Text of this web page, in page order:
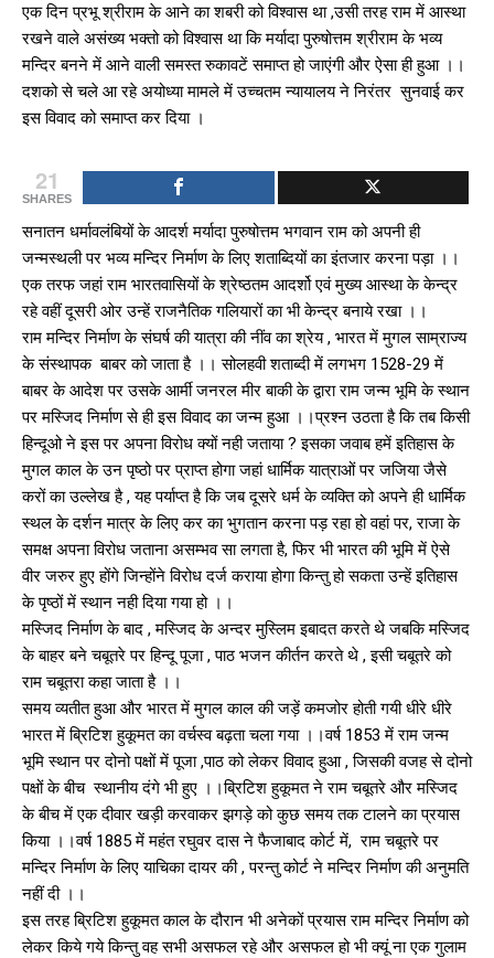
एक दिन प्रभू श्रीराम के आने का शबरी को विश्वास था ,उसी तरह राम में आस्था
रखने वाले असंख्य भक्तो को विश्वास था कि मर्यादा पुरुषोत्तम श्रीराम के भव्य
मन्दिर बनने में आने वाली समस्त रुकावटें समाप्त हो जाएंगी और ऐसा ही हुआ ।।
दशको से चले आ रहे अयोध्या मामले में उच्चतम न्यायालय ने निरंतर सुनवाई कर
इस विवाद को समाप्त कर दिया ।
21
SHARES
सनातन धर्मावलंबियों के आदर्श मर्यादा पुरुषोत्तम भगवान राम को अपनी ही
जन्मस्थली पर भव्य मन्दिर निर्माण के लिए शताब्दियों का इंतजार करना पड़ा ।।
एक तरफ जहां राम भारतवासियों के श्रेष्ठतम आदर्शो एवं मुख्य आस्था के केन्द्र
रहे वहीं दूसरी ओर उन्हें राजनैतिक गलियारों का भी केन्द्र बनाये रखा ।।
राम मन्दिर निर्माण के संघर्ष की यात्रा की नींव का श्रेय , भारत में मुगल साम्राज्य
के संस्थापक बाबर को जाता है ।। सोलहवी शताब्दी में लगभग 1528-29 में
बाबर के आदेश पर उसके आर्मी जनरल मीर बाकी के द्वारा राम जन्म भूमि के स्थान
पर मस्जिद निर्माण से ही इस विवाद का जन्म हुआ ।।प्रश्न उठता है कि तब किसी
हिन्दूओ ने इस पर अपना विरोध क्यों नही जताया ? इसका जवाब हमें इतिहास के
मुगल काल के उन पृष्ठो पर प्राप्त होगा जहां धार्मिक यात्राओं पर जजिया जैसे
करों का उल्लेख है , यह पर्याप्त है कि जब दूसरे धर्म के व्यक्ति को अपने ही धार्मिक
स्थल के दर्शन मात्र के लिए कर का भुगतान करना पड़ रहा हो वहां पर, राजा के
समक्ष अपना विरोध जताना असम्भव सा लगता है, फिर भी भारत की भूमि में ऐसे
वीर जरुर हुए होंगे जिन्होंने विरोध दर्ज कराया होगा किन्तु हो सकता उन्हें इतिहास
के पृष्ठों में स्थान नही दिया गया हो ।।
मस्जिद निर्माण के बाद , मस्जिद के अन्दर मुस्लिम इबादत करते थे जबकि मस्जिद
के बाहर बने चबूतरे पर हिन्दू पूजा , पाठ भजन कीर्तन करते थे , इसी चबूतरे को
राम चबूतरा कहा जाता है ।।
समय व्यतीत हुआ और भारत में मुगल काल की जड़ें कमजोर होती गयी धीरे धीरे
भारत में ब्रिटिश हुकूमत का वर्चस्व बढ़ता चला गया ।।वर्ष 1853 में राम जन्म
भूमि स्थान पर दोनो पक्षों में पूजा ,पाठ को लेकर विवाद हुआ , जिसकी वजह से दोनो
पक्षों के बीच स्थानीय दंगे भी हुए ।।ब्रिटिश हुकूमत ने राम चबूतरे और मस्जिद
के बीच में एक दीवार खड़ी करवाकर झगड़े को कुछ समय तक टालने का प्रयास
किया ।।वर्ष 1885 में महंत रघुवर दास ने फैजाबाद कोर्ट में, राम चबूतरे पर
मन्दिर निर्माण के लिए याचिका दायर की , परन्तु कोर्ट ने मन्दिर निर्माण की अनुमति
नहीं दी ।।
इस तरह ब्रिटिश हुकूमत काल के दौरान भी अनेकों प्रयास राम मन्दिर निर्माण को
लेकर किये गये किन्तु वह सभी असफल रहे और असफल हो भी क्यूं ना एक गुलाम